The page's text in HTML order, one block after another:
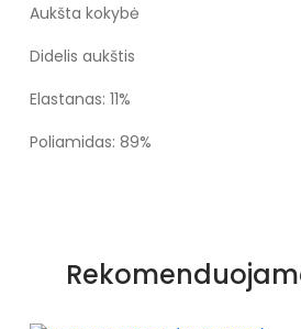
Aukšta kokybė
Didelis aukštis
Elastanas: 11%
Poliamidas: 89%